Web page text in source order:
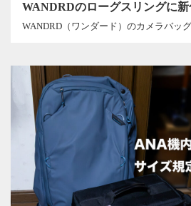
WANDRDのローグスリングに
WANDRD（ワンダード）のカメラバッグ